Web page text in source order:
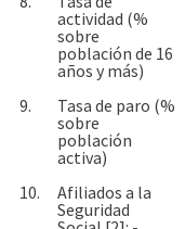
actividad (%
sobre
población de 16
años y más)
9.
Tasa de paro (%
sobre
población
activa)
10.
Afiliados a la
Seguridad